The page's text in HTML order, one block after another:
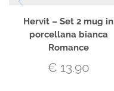
Hervit – Set 2 mug in
porcellana bianca
Romance
€ 13.90